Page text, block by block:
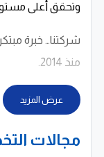
وتحقق أعلى
شركتنا… خبرة
منذ 2014.
عرض المزيد
مجالات